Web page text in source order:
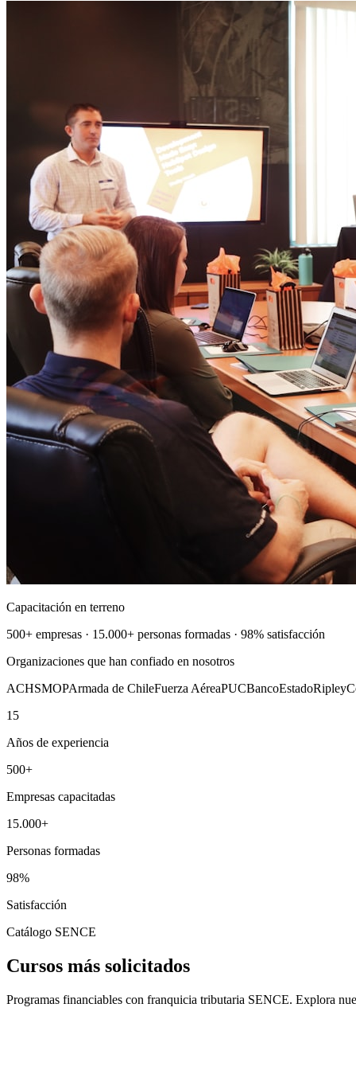
Capacitación en terreno
500+ empresas · 15.000+ personas formadas · 98% satisfacción
Organizaciones que han confiado en nosotros
ACHSMOPArmada de ChileFuerza AéreaPUCBancoEstadoRipley
15
Años de experiencia
500+
Empresas capacitadas
15.000+
Personas formadas
98%
Satisfacción
Catálogo SENCE
Cursos más solicitados
Programas financiables con franquicia tributaria SENCE. Explora